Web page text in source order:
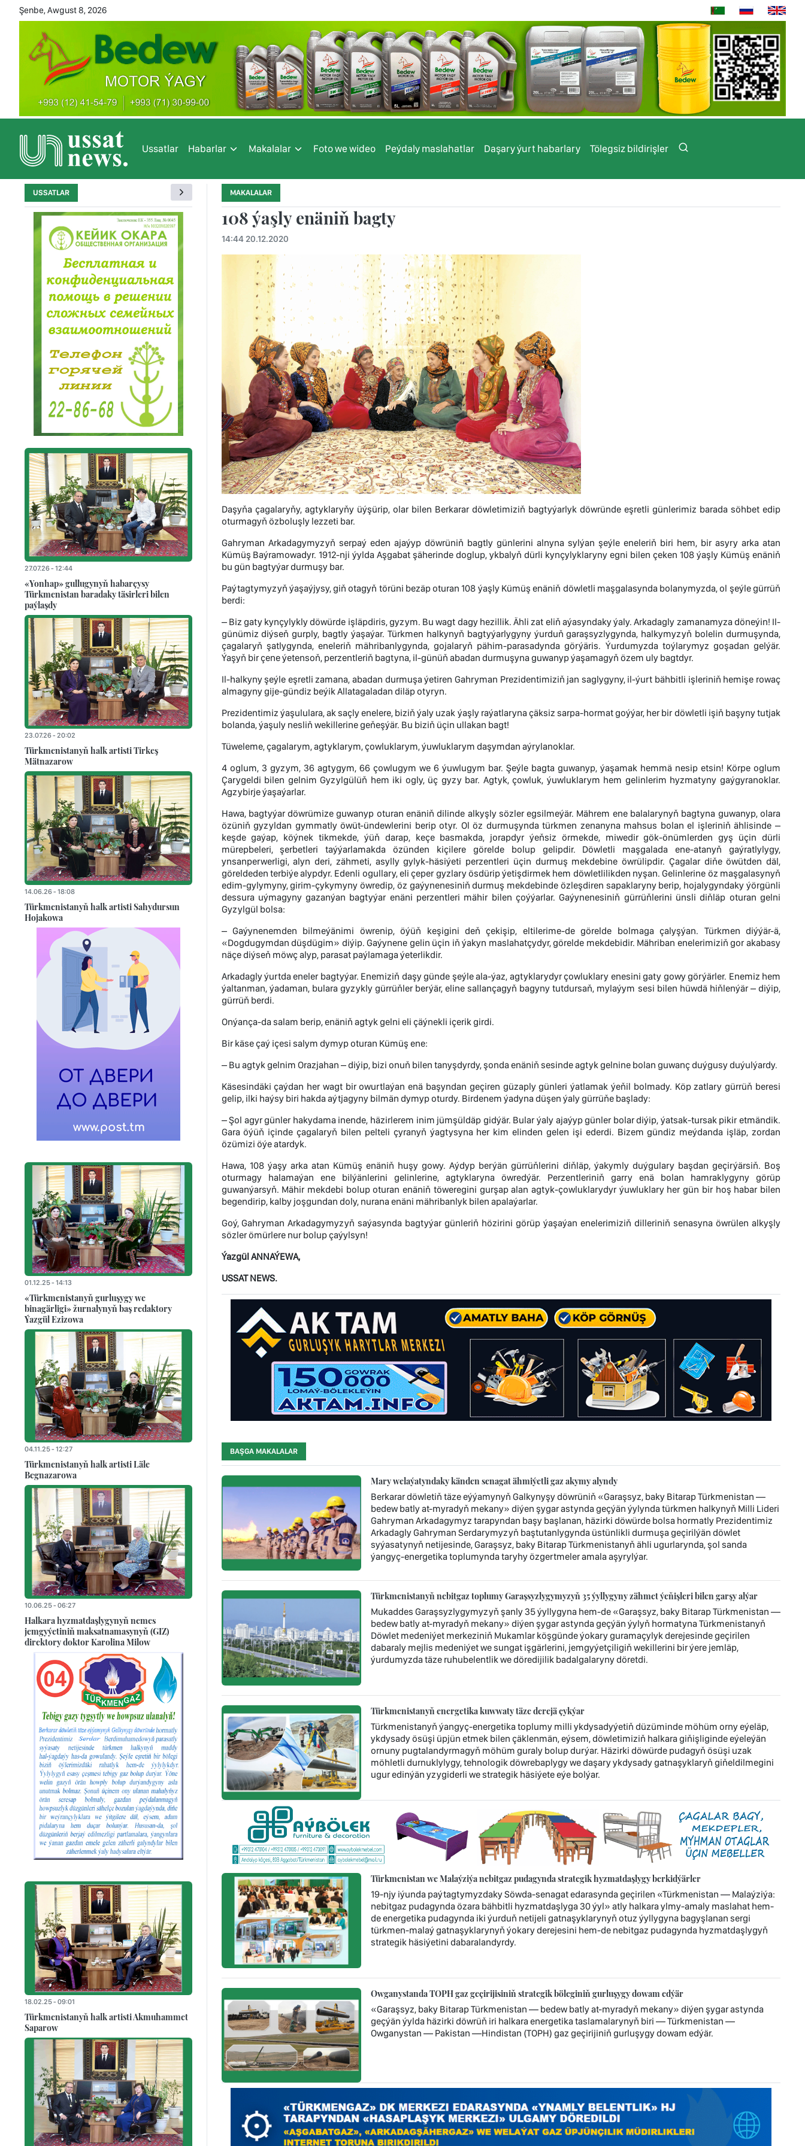
Şenbe, Awgust 8, 2026
Ussatlar Habarlar Makalalar Foto we wideo Peýdaly maslahatlar Daşary ýurt habarlary Tölegsiz bildirişler
MAKALALAR
108 ýaşly enäniň bagty
14:44 20.12.2020
Daşyňa çagalaryňy, agtyklaryňy üýşürip, olar bilen Berkarar döwletimiziň bagtyýarlyk döwründe eşretli günlerimiz barada söhbet edip
oturmagyň özboluşly lezzeti bar.
Gahryman Arkadagymyzyň serpaý eden ajaýyp döwrüniň bagtly günlerini alnyna sylýan şeýle eneleriň biri hem, bir asyry arka atan
Kümüş Baýramowadyr. 1912-nji ýylda Aşgabat şäherinde doglup, ykbalyň dürli kynçylyklaryny egni bilen çeken 108 ýaşly Kümüş enäniň
bu gün bagtyýar durmuşy bar.
Paýtagtymyzyň ýaşaýjysy, giň otagyň törüni bezäp oturan 108 ýaşly Kümüş enäniň döwletli maşgalasynda bolanymyzda, ol şeýle gürrüň
berdi:
– Biz gaty kynçylykly döwürde işläpdiris, gyzym. Bu wagt dagy hezillik. Ähli zat eliň aýasyndaky ýaly. Arkadagly zamanamyza döneýin! Il-
günümiz diýseň gurply, bagtly ýaşaýar. Türkmen halkynyň bagtyýarlygyny ýurduň garaşsyzlygynda, halkymyzyň bolelin durmuşynda,
çagalaryň şatlygynda, eneleriň mähribanlygynda, gojalaryň pähim-parasadynda görýäris. Ýurdumyzda toýlarymyz goşadan gelýär.
Ýaşyň bir çene ýetensoň, perzentleriň bagtyna, il-günüň abadan durmuşyna guwanyp ýaşamagyň özem uly bagtdyr.
Il-halkyny şeýle eşretli zamana, abadan durmuşa ýetiren Gahryman Prezidentimiziň jan saglygyny, il-ýurt bähbitli işleriniň hemişe rowaç
almagyny gije-gündiz beýik Allatagaladan diläp otyryn.
Prezidentimiz ýaşululara, ak saçly enelere, biziň ýaly uzak ýaşly raýatlaryna çäksiz sarpa-hormat goýýar, her bir döwletli işiň başyny tutjak
bolanda, ýaşuly nesliň wekillerine geňeşýär. Bu biziň üçin ullakan bagt!
Tüweleme, çagalarym, agtyklarym, çowluklarym, ýuwluklarym daşymdan aýrylanoklar.
4 oglum, 3 gyzym, 36 agtygym, 66 çowlugym we 6 ýuwlugym bar. Şeýle bagta guwanyp, ýaşamak hemmä nesip etsin! Körpe oglum
Çarygeldi bilen gelnim Gyzylgülüň hem iki ogly, üç gyzy bar. Agtyk, çowluk, ýuwluklarym hem gelinlerim hyzmatyny gaýgyranoklar.
Agzybirje ýaşaýarlar.
Hawa, bagtyýar döwrümize guwanyp oturan enäniň dilinde alkyşly sözler egsilmeýär. Mährem ene balalarynyň bagtyna guwanyp, olara
özüniň gyzyldan gymmatly öwüt-ündewlerini berip otyr. Ol öz durmuşynda türkmen zenanyna mahsus bolan el işleriniň ählisinde –
keşde gaýap, köýnek tikmekde, ýüň darap, keçe basmakda, jorapdyr ýeňsiz örmekde, miwedir gök-önümlerden gyş üçin dürli
mürepbeleri, şerbetleri taýýarlamakda özünden kiçilere görelde bolup gelipdir. Döwletli maşgalada ene-atanyň gaýratlylygy,
ynsanperwerligi, alyn deri, zähmeti, asylly gylyk-häsiýeti perzentleri üçin durmuş mekdebine öwrülipdir. Çagalar diňe öwütden däl,
göreldeden terbiýe alypdyr. Edenli ogullary, eli çeper gyzlary ösdürip ýetişdirmek hem döwletlilikden nyşan. Gelinlerine öz maşgalasynyň
edim-gylymyny, girim-çykymyny öwredip, öz gaýynenesiniň durmuş mekdebinde özleşdiren sapaklaryny berip, hojalygyndaky ýörgünli
dessura uýmagyny gazanýan bagtyýar enäni perzentleri mähir bilen çoýýarlar. Gaýynenesiniň gürrüňlerini ünsli diňläp oturan gelni
Gyzylgül bolsa:
– Gaýynenemden bilmeýänimi öwrenip, öýüň keşigini deň çekişip, eltilerime-de görelde bolmaga çalyşýan. Türkmen diýýär-ä,
«Dogdugymdan düşdügim» diýip. Gaýynene gelin üçin iň ýakyn maslahatçydyr, görelde mekdebidir. Mähriban enelerimiziň gor akabasy
näçe diýseň möwç alyp, parasat paýlamaga ýeterlikdir.
Arkadagly ýurtda eneler bagtyýar. Enemiziň daşy günde şeýle ala-ýaz, agtyklarydyr çowluklary enesini gaty gowy görýärler. Enemiz hem
ýaltanman, ýadaman, bulara gyzykly gürrüňler berýär, eline sallançagyň bagyny tutdursaň, mylaýym sesi bilen hüwdä hiňlenýär – diýip,
gürrüň berdi.
Onýança-da salam berip, enäniň agtyk gelni eli çäýnekli içerik girdi.
Bir käse çaý içesi salym dymyp oturan Kümüş ene:
– Bu agtyk gelnim Orazjahan – diýip, bizi onuň bilen tanyşdyrdy, şonda enäniň sesinde agtyk gelnine bolan guwanç duýgusy duýulýardy.
Käsesindäki çaýdan her wagt bir owurtlaýan enä başyndan geçiren güzaply günleri ýatlamak ýeňil bolmady. Köp zatlary gürrüň beresi
gelip, ilki haýsy biri hakda aýtjagyny bilmän dymyp oturdy. Birdenem ýadyna düşen ýaly gürrüňe başlady:
– Şol agyr günler hakydama inende, häzirlerem inim jümşüldäp gidýär. Bular ýaly ajaýyp günler bolar diýip, ýatsak-tursak pikir etmändik.
Gara öýüň içinde çagalaryň bilen pelteli çyranyň ýagtysyna her kim elinden gelen işi ederdi. Bizem gündiz meýdanda işläp, zordan
özümizi öýe atardyk.
Hawa, 108 ýaşy arka atan Kümüş enäniň huşy gowy. Aýdyp berýän gürrüňlerini diňläp, ýakymly duýgulary başdan geçirýärsiň. Boş
oturmagy halamaýan ene bilýänlerini gelinlerine, agtyklaryna öwredýär. Perzentleriniň garry enä bolan hamraklygyny görüp
guwanýarsyň. Mähir mekdebi bolup oturan enäniň töweregini gurşap alan agtyk-çowluklarydyr ýuwluklary her gün bir hoş habar bilen
begendirip, kalby joşgundan doly, nurana enäni mähribanlyk bilen apalaýarlar.
Goý, Gahryman Arkadagymyzyň saýasynda bagtyýar günleriň hözirini görüp ýaşaýan enelerimiziň dilleriniň senasyna öwrülen alkyşly
sözler ömürlere nur bolup çaýylsyn!
Ýazgül ANNAÝEWA,
USSAT NEWS.
BAŞGA MAKALALAR
Mary welaýatyndaky känden senagat ähmiýetli gaz akymy alyndy
Berkarar döwletiň täze eýýamynyň Galkynyşy döwrüniň «Garaşsyz, baky Bitarap Türkmenistan —
bedew batly at-myradyň mekany» diýen şygar astynda geçýän ýylynda türkmen halkynyň Milli Lideri
Gahryman Arkadagymyz tarapyndan başy başlanan, häzirki döwürde bolsa hormatly Prezidentimiz
Arkadagly Gahryman Serdarymyzyň baştutanlygynda üstünlikli durmuşa geçirilýän döwlet
syýasatynyň netijesinde, Garaşsyz, baky Bitarap Türkmenistanyň ähli ugurlarynda, şol sanda
ýangyç-energetika toplumynda taryhy özgertmeler amala aşyrylýar.
Türkmenistanyň nebitgaz toplumy Garaşsyzlygymyzyň 35 ýyllygyny zähmet ýeňişleri bilen garşy alýar
Mukaddes Garaşsyzlygymyzyň şanly 35 ýyllygyna hem-de «Garaşsyz, baky Bitarap Türkmenistan —
bedew batly at-myradyň mekany» diýen şygar astynda geçýän ýylyň hormatyna Türkmenistanyň
Döwlet medeniýet merkeziniň Mukamlar köşgünde ýokary guramaçylyk derejesinde geçirilen
dabaraly mejlis medeniýet we sungat işgärlerini, jemgyýetçiligiň wekillerini bir ýere jemläp,
ýurdumyzda täze ruhubelentlik we döredijilik badalgalaryny döretdi.
Türkmenistanyň energetika kuwwaty täze derejä çykýar
Türkmenistanyň ýangyç-energetika toplumy milli ykdysadyýetiň düzüminde möhüm orny eýeläp,
ykdysady ösüşi üpjün etmek bilen çäklenmän, eýsem, döwletimiziň halkara giňişliginde eýeleýän
ornuny pugtalandyrmagyň möhüm guraly bolup durýar. Häzirki döwürde pudagyň ösüşi uzak
möhletli durnuklylygy, tehnologik döwrebaplygy we daşary ykdysady gatnaşyklaryň giňeldilmegini
ugur edinýän yzygiderli we strategik häsiýete eýe bolýar.
Türkmenistan we Malaýziýa nebitgaz pudagynda strategik hyzmatdaşlygy berkidýärler
19-njy iýunda paýtagtymyzdaky Söwda-senagat edarasynda geçirilen «Türkmenistan — Malaýziýa:
nebitgaz pudagynda özara bähbitli hyzmatdaşlyga 30 ýyl» atly halkara ylmy-amaly maslahat hem-
de energetika pudagynda iki ýurduň netijeli gatnaşyklarynyň otuz ýyllygyna bagyşlanan sergi
türkmen-malaý gatnaşyklarynyň ýokary derejesini hem-de nebitgaz pudagynda hyzmatdaşlygyň
strategik häsiýetini dabaralandyrdy.
Owganystanda TOPH gaz geçirijisiniň strategik böleginiň gurluşygy dowam edýär
«Garaşsyz, baky Bitarap Türkmenistan — bedew batly at-myradyň mekany» diýen şygar astynda
geçýän ýylda häzirki döwrüň iri halkara energetika taslamalarynyň biri — Türkmenistan —
Owganystan — Pakistan —Hindistan (TOPH) gaz geçirijiniň gurluşygy dowam edýär.
USSATLAR
27.07.26 - 12:44
«Yonhap» gullugynyň habarçysy
Türkmenistan baradaky täsirleri bilen
paýlaşdy
23.07.26 - 20:02
Türkmenistanyň halk artisti Tirkeş
Mätnazarow
14.06.26 - 18:08
Türkmenistanyň halk artisti Sahydursun
Hojakowa
01.12.25 - 14:13
«Türkmenistanyň gurluşygy we
binagärligi» žurnalynyň baş redaktory
Ýazgül Ezizowa
04.11.25 - 12:27
Türkmenistanyň halk artisti Läle
Begnazarowa
10.06.25 - 06:27
Halkara hyzmatdaşlygynyň nemes
jemgyýetiniň maksatnamasynyň (GIZ)
direktory doktor Karolina Milow
18.02.25 - 09:01
Türkmenistanyň halk artisti Akmuhammet
Saparow